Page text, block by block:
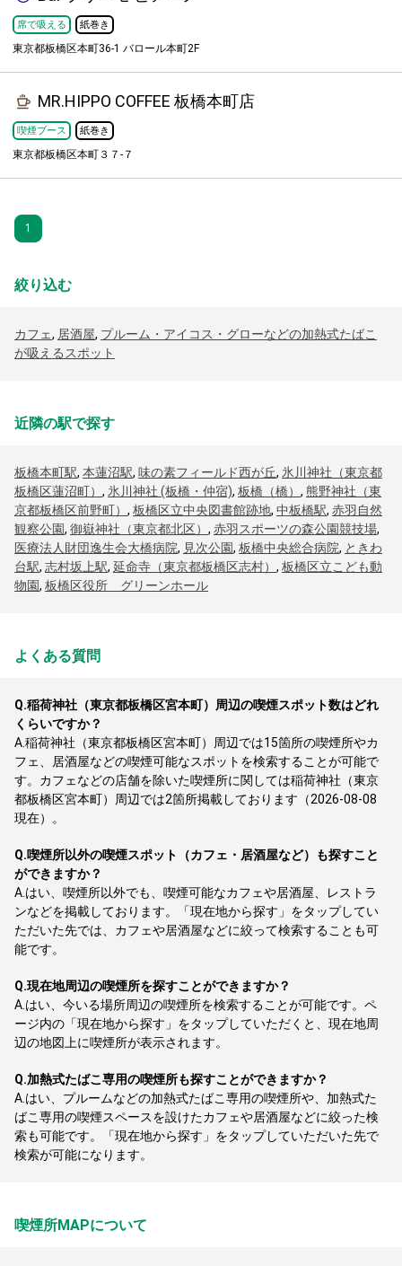
席で吸える 紙巻き
東京都板橋区本町36-1 バロール本町2F
MR.HIPPO COFFEE 板橋本町店
喫煙ブース 紙巻き
東京都板橋区本町３７-７
1
絞り込む
カフェ, 居酒屋, プルーム・アイコス・グローなどの加熱式たばこ
が吸えるスポット
近隣の駅で探す
板橋本町駅, 本蓮沼駅, 味の素フィールド西が丘, 氷川神社（東京都
板橋区蓮沼町） , 氷川神社 (板橋・仲宿), 板橋（橋） , 熊野神社（東
京都板橋区前野町） , 板橋区立中央図書館跡地, 中板橋駅, 赤羽自然
観察公園, 御嶽神社（東京都北区） , 赤羽スポーツの森公園競技場,
医療法人財団逸生会大橋病院, 見次公園, 板橋中央総合病院, ときわ
台駅, 志村坂上駅, 延命寺（東京都板橋区志村） , 板橋区立こども動
物園, 板橋区役所 グリーンホール
よくある質問
Q.稲荷神社（東京都板橋区宮本町）周辺の喫煙スポット数はどれ
くらいですか？
A.稲荷神社（東京都板橋区宮本町）周辺では15箇所の喫煙所やカ
フェ、居酒屋などの喫煙可能なスポットを検索することが可能で
す。カフェなどの店舗を除いた喫煙所に関しては稲荷神社（東京
都板橋区宮本町）周辺では2箇所掲載しております（2026-08-08
現在）。
Q.喫煙所以外の喫煙スポット（カフェ・居酒屋など）も探すこと
ができますか？
A. はい、喫煙所以外でも、喫煙可能なカフェや居酒屋、レストラ
ンなどを掲載しております。「現在地から探す」をタップしてい
ただいた先では、カフェや居酒屋などに絞って検索することも可
能です。
Q.現在地周辺の喫煙所を探すことができますか？
A. はい、今いる場所周辺の喫煙所を検索することが可能です。ペ
ージ内の「現在地から探す」をタップしていただくと、現在地周
辺の地図上に喫煙所が表示されます。
Q.加熱式たばこ専用の喫煙所も探すことができますか？
A. はい、プルームなどの加熱式たばこ専用の喫煙所や、加熱式た
ばこ専用の喫煙スペースを設けたカフェや居酒屋などに絞った検
索も可能です。「現在地から探す」をタップしていただいた先で
検索が可能になります。
喫煙所MAPについて